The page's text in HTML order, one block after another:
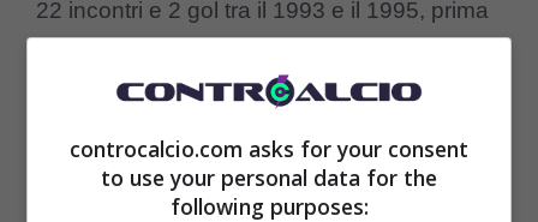
22 incontri e 2 gol tra il 1993 e il 1995, prima
Belenenses (6 presenze nel 1995-1996),
seguita da esperienze con Reggiana e
Santa Clara, prima di ritirarsi definitivamente
controcalcio.com asks for your consent
to use your personal data for the
following purposes: